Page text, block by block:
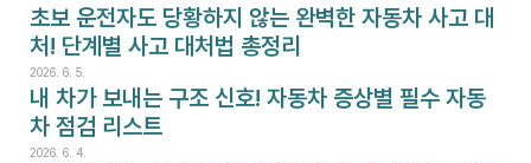
초보 운전자도 당황하지 않는 완벽한 자동차 사고 대
처! 단계별 사고 대처법 총정리
2026. 6. 5.
내 차가 보내는 구조 신호! 자동차 증상별 필수 자동
차 점검 리스트
2026. 6. 4.